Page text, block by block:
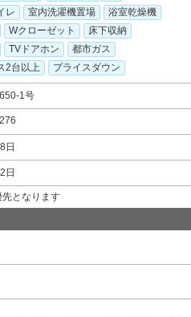
レ
室内洗濯機置場
浴室乾燥機
Wクローゼット
床下収納
TVドアホン
都市ガス
2台以上
プライスダウン
1号
日
日
となります